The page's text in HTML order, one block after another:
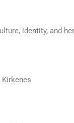
identity, and